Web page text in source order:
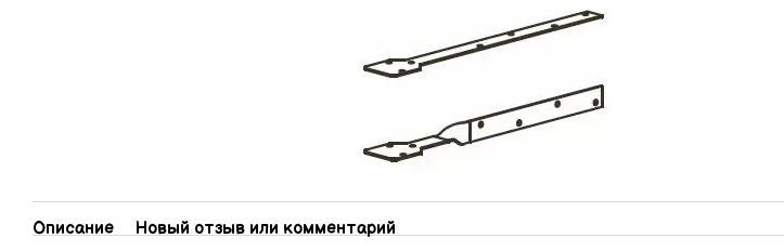
Описание
Новый отзыв или комментарий